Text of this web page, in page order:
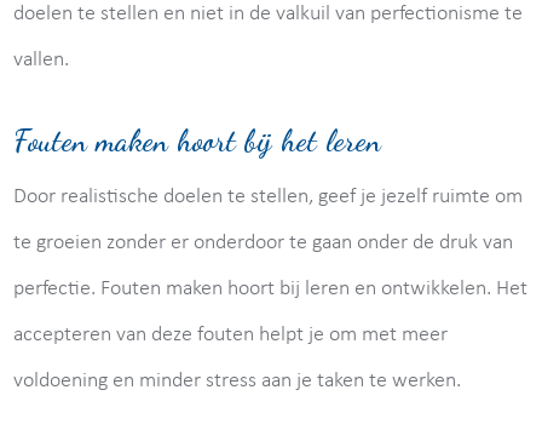
doelen te stellen en niet in de valkuil van perfectionisme te
vallen.
Fouten maken hoort bij het leren
Door realistische doelen te stellen, geef je jezelf ruimte om
te groeien zonder er onderdoor te gaan onder de druk van
perfectie. Fouten maken hoort bij leren en ontwikkelen. Het
accepteren van deze fouten helpt je om met meer
voldoening en minder stress aan je taken te werken.